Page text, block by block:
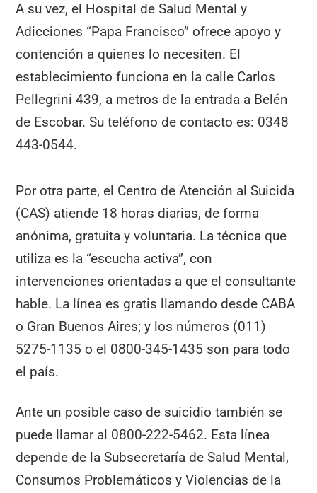
A su vez, el Hospital de Salud Mental y
Adicciones “Papa Francisco” ofrece apoyo y
contención a quienes lo necesiten. El
establecimiento funciona en la calle Carlos
Pellegrini 439, a metros de la entrada a Belén
de Escobar. Su teléfono de contacto es: 0348
443-0544.
Por otra parte, el Centro de Atención al Suicida
(CAS) atiende 18 horas diarias, de forma
anónima, gratuita y voluntaria. La técnica que
utiliza es la “escucha activa”, con
intervenciones orientadas a que el consultante
hable. La línea es gratis llamando desde CABA
o Gran Buenos Aires; y los números (011)
5275-1135 o el 0800-345-1435 son para todo
el país.
Ante un posible caso de suicidio también se
puede llamar al 0800-222-5462. Esta línea
depende de la Subsecretaría de Salud Mental,
Consumos Problemáticos y Violencias de la